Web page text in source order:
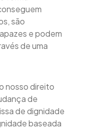
são
e podem
de uma
nosso direito
de
de dignidade
baseada